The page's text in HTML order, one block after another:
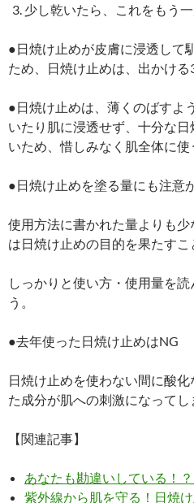
少し乾いたら、これをもう一
●日焼け止めが皮膚に浸透して
ため、日焼け止めは、出かける
●日焼け止めは、薄くのばすよ
いたり肌に浸透せず、十分な
いため、惜しみなく肌全体に使
●日焼け止めを塗る量にも注意
使用方法に書かれた量よりも
は日焼け止めの目的を果たすこ
しっかりと使い方・使用量を
う。
●去年使った日焼け止めはNG
日焼け止めを使わない間に酸
た成分が肌への刺激になってし
【関連記事】
あなたも勘違いしている！
紫外線から肌を守る！日焼